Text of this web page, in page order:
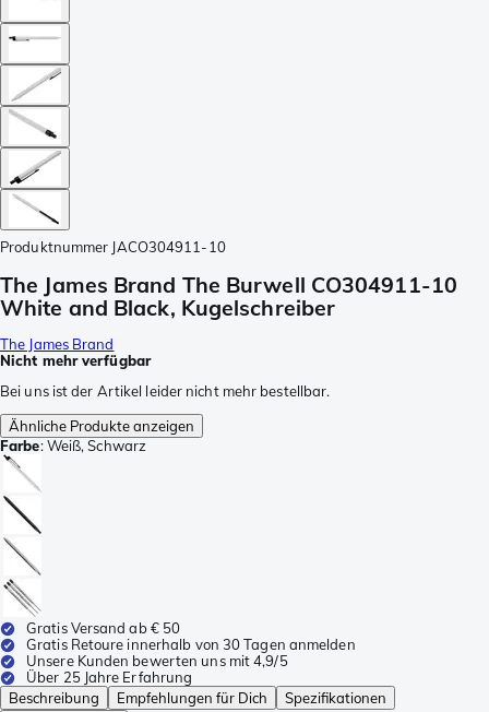
Produktnummer JACO304911-10
The James Brand The Burwell CO304911-10
White and Black, Kugelschreiber
The James Brand
Nicht mehr verfügbar
Bei uns ist der Artikel leider nicht mehr bestellbar.
Ähnliche Produkte anzeigen
Farbe:Weiß, Schwarz
Gratis Versand ab € 50
Gratis Retoure innerhalb von 30 Tagen anmelden
Unsere Kunden bewerten uns mit 4,9/5
Über 25 Jahre Erfahrung
Beschreibung
Empfehlungen für Dich
Spezifikationen